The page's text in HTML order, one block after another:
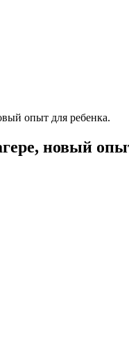
опыт для ребенка.
новый